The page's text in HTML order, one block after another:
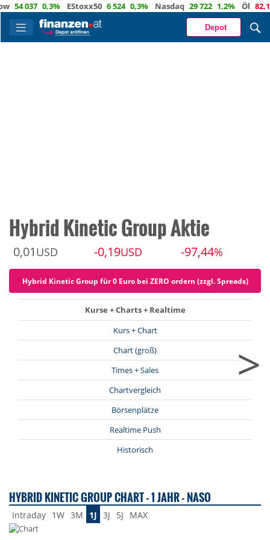
037 0,3% EStoxx50 6 524 0,3% Nasdaq 29 722 1,2% Öl 82,1 -
Depot
Hybrid Kinetic Group Aktie
0,01 USD -0,19USD -97,44%
Hybrid Kinetic Group für 0 Euro bei ZERO ordern (zzgl. Spreads)
Kurse + Charts + Realtime
Kurs + Chart
Chart (groß)
Times + Sales
Chartvergleich
Börsenplätze
Realtime Push
Historisch
>
HYBRID KINETIC GROUP CHART - 1 JAHR - NASO
Intraday 1W 3M 1J 3J 5J MAX